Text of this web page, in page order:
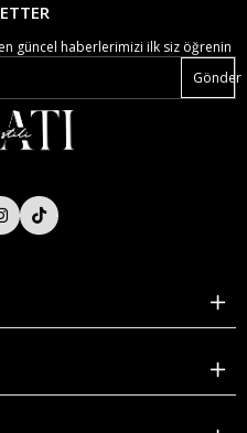
güncel haberlerimizi ilk siz öğrenin
Gönder